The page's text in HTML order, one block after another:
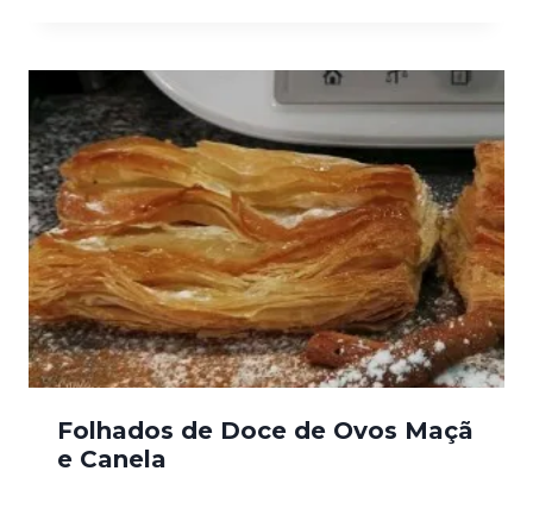
Folhados de Doce de Ovos Maçã
e Canela